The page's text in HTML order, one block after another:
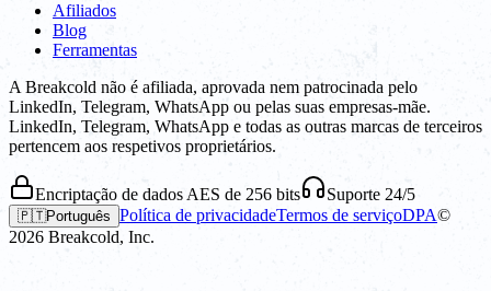
Afiliados
Blog
Ferramentas
A Breakcold não é afiliada, aprovada nem patrocinada pelo
LinkedIn, Telegram, WhatsApp ou pelas suas empresas-mãe.
LinkedIn, Telegram, WhatsApp e todas as outras marcas de terceiros
pertencem aos respetivos proprietários.
Encriptação de dados AES de 256 bits Suporte 24/5
🇵🇹Português Política de privacidadeTermos de serviçoDPA©
2026 Breakcold, Inc.